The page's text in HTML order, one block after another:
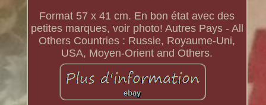
Format 57 x 41 cm. En bon état avec des
petites marques, voir photo! Autres Pays - All
Others Countries : Russie, Royaume-Uni,
USA, Moyen-Orient and Others.